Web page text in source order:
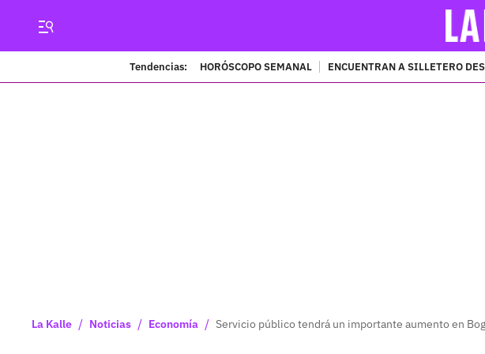
Tendencias: HORÓSCOPO SEMANAL ENCUENTRAN A SILLETERO
La Kalle / Noticias / Economía / Servicio público tendrá un importante aumento en